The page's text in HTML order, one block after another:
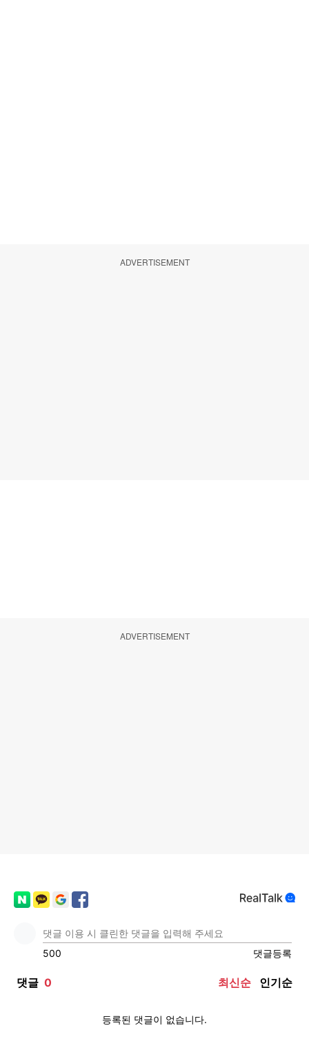
ADVERTISEMENT
ADVERTISEMENT